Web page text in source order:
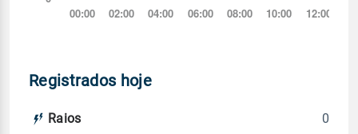
Registrados hoje
Raios 0